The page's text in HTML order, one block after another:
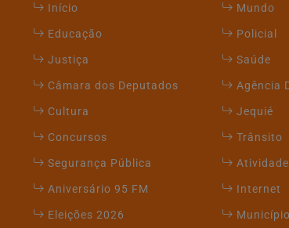
Início Mundo
Educação
Policial
Justiça
Saúde
Câmara dos Deputados
Agência
Cultura
Jequié
Concursos
Trânsito
Segurança Pública
Aniversário 95 FM
Internet
Eleições 2026